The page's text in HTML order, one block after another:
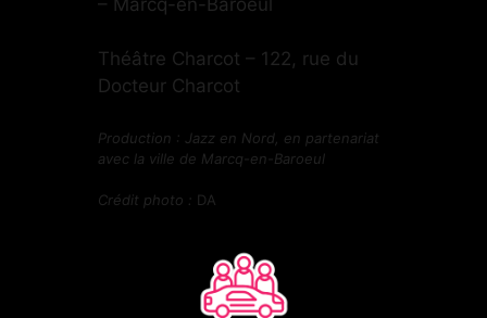
Théâtre Charcot – 122, rue du
Docteur Charcot
Production : Jazz en Nord, en partenariat
avec la ville de Marcq-en-Baroeul
Crédit photo : DA